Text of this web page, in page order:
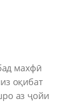
махфӣ
оқибат
аз ҷойи